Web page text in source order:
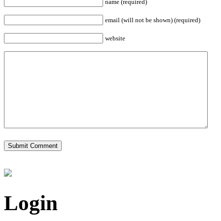
name (required)
email (will not be shown) (required)
website
Login